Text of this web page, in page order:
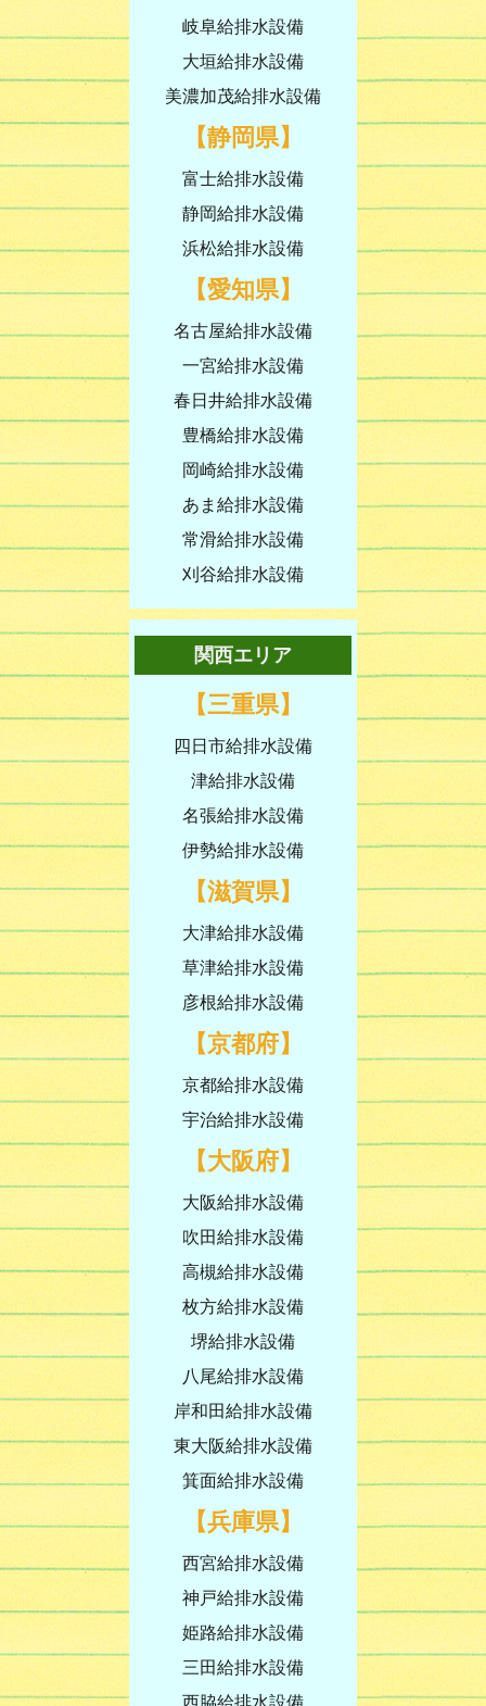
岐阜給排水設備
大垣給排水設備
美濃加茂給排水設備
【静岡県】
富士給排水設備
静岡給排水設備
浜松給排水設備
【愛知県】
名古屋給排水設備
一宮給排水設備
春日井給排水設備
豊橋給排水設備
岡崎給排水設備
あま給排水設備
常滑給排水設備
刈谷給排水設備
関西エリア
【三重県】
四日市給排水設備
津給排水設備
名張給排水設備
伊勢給排水設備
【滋賀県】
大津給排水設備
草津給排水設備
彦根給排水設備
【京都府】
京都給排水設備
宇治給排水設備
【大阪府】
大阪給排水設備
吹田給排水設備
高槻給排水設備
枚方給排水設備
堺給排水設備
八尾給排水設備
岸和田給排水設備
東大阪給排水設備
箕面給排水設備
【兵庫県】
西宮給排水設備
神戸給排水設備
姫路給排水設備
三田給排水設備
西脇給排水設備